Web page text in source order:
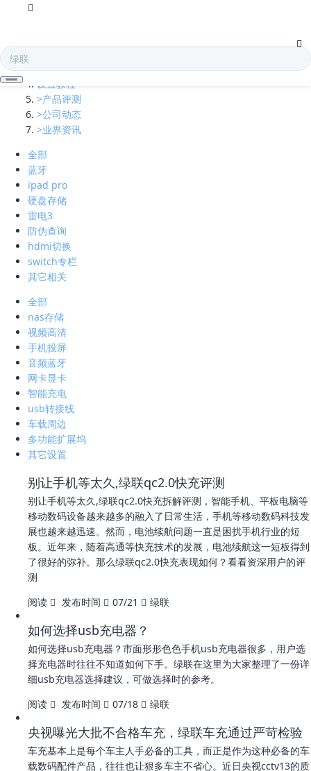
凯发娱乐全球的技术支持
设置教程
>产品评测
>公司动态
>业界资讯
全部
蓝牙
ipad pro
硬盘存储
雷电3
防伪查询
hdmi切换
switch专栏
其它相关
全部
nas存储
视频高清
手机投屏
音频蓝牙
网卡显卡
智能充电
usb转接线
车载周边
多功能扩展坞
其它设置
别让手机等太久,绿联qc2.0快充评测
别让手机等太久,绿联qc2.0快充拆解评测，智能手机、平板电脑等
移动数码设备越来越多的融入了日常生活，手机等移动数码科技发
展也越来越迅速。然而，电池续航问题一直是困扰手机行业的短
板。近年来，随着高通等快充技术的发展，电池续航这一短板得到
了很好的弥补。那么绿联qc2.0快充表现如何？看看资深用户的评
测
阅读
发布时间 07/21 绿联
如何选择usb充电器？
如何选择usb充电器？市面形形色色手机usb充电器很多，用户选
择充电器时往往不知道如何下手。绿联在这里为大家整理了一份详
细usb充电器选择建议，可做选择时的参考。
阅读
发布时间 07/18 绿联
央视曝光大批不合格车充，绿联车充通过严苛检验
车充基本上是每个车主人手必备的工具，而正是作为这种必备的车
载数码配件产品，往往也让狠多车主不省心。近日央视cctv13的质